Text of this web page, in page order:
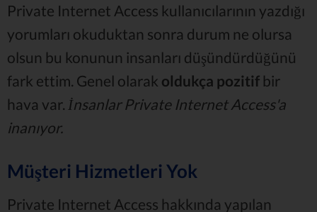
Private Internet Access kullanıcılarının yazdığı
yorumları okuduktan sonra durum ne olursa
olsun bu konunun insanları düşündürdüğünü
fark ettim. Genel olarak oldukça pozitif bir
hava var. İnsanlar Private Internet Access'a
inanıyor.
Müşteri Hizmetleri Yok
Private Internet Access hakkında yapılan